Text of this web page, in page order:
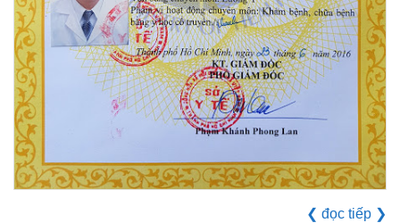
❮ đọc tiếp ❯